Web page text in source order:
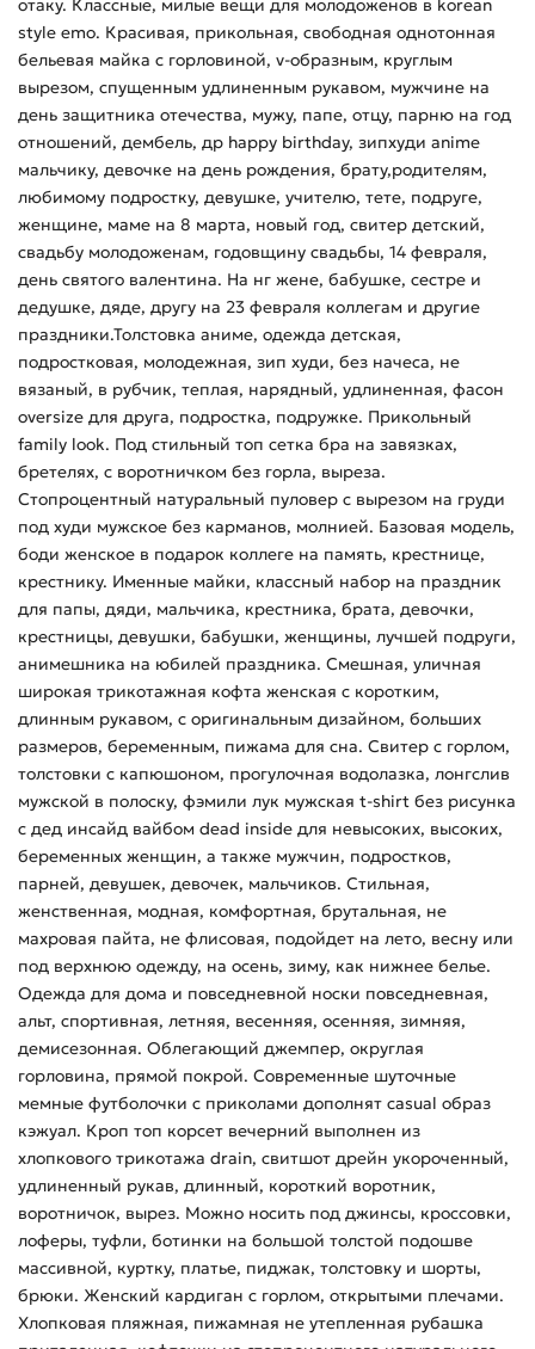
отаку. Классные, милые вещи для молодоженов в korean
style emo. Красивая, прикольная, свободная однотонная
бельевая майка с горловиной, v-образным, круглым
вырезом, спущенным удлиненным рукавом, мужчине на
день защитника отечества, мужу, папе, отцу, парню на год
отношений, дембель, др happy birthday, зипхуди anime
мальчику, девочке на день рождения, брату,родителям,
любимому подростку, девушке, учителю, тете, подруге,
женщине, маме на 8 марта, новый год, свитер детский,
свадьбу молодоженам, годовщину свадьбы, 14 февраля,
день святого валентина. На нг жене, бабушке, сестре и
дедушке, дяде, другу на 23 февраля коллегам и другие
праздники.Толстовка аниме, одежда детская,
подростковая, молодежная, зип худи, без начеса, не
вязаный, в рубчик, теплая, нарядный, удлиненная, фасон
oversize для друга, подростка, подружке. Прикольный
family look. Под стильный топ сетка бра на завязках,
бретелях, с воротничком без горла, выреза.
Стопроцентный натуральный пуловер с вырезом на груди
под худи мужское без карманов, молнией. Базовая модель,
боди женское в подарок коллеге на память, крестнице,
крестнику. Именные майки, классный набор на праздник
для папы, дяди, мальчика, крестника, брата, девочки,
крестницы, девушки, бабушки, женщины, лучшей подруги,
анимешника на юбилей праздника. Смешная, уличная
широкая трикотажная кофта женская с коротким,
длинным рукавом, с оригинальным дизайном, больших
размеров, беременным, пижама для сна. Свитер с горлом,
толстовки с капюшоном, прогулочная водолазка, лонгслив
мужской в полоску, фэмили лук мужская t-shirt без рисунка
с дед инсайд вайбом dead inside для невысоких, высоких,
беременных женщин, а также мужчин, подростков,
парней, девушек, девочек, мальчиков. Стильная,
женственная, модная, комфортная, брутальная, не
махровая пайта, не флисовая, подойдет на лето, весну или
под верхнюю одежду, на осень, зиму, как нижнее белье.
Одежда для дома и повседневной носки повседневная,
альт, спортивная, летняя, весенняя, осенняя, зимняя,
демисезонная. Облегающий джемпер, округлая
горловина, прямой покрой. Современные шуточные
мемные футболочки с приколами дополнят casual образ
кэжуал. Кроп топ корсет вечерний выполнен из
хлопкового трикотажа drain, свитшот дрейн укороченный,
удлиненный рукав, длинный, короткий воротник,
воротничок, вырез. Можно носить под джинсы, кроссовки,
лоферы, туфли, ботинки на большой толстой подошве
массивной, куртку, платье, пиджак, толстовку и шорты,
брюки. Женский кардиган с горлом, открытыми плечами.
Хлопковая пляжная, пижамная не утепленная рубашка